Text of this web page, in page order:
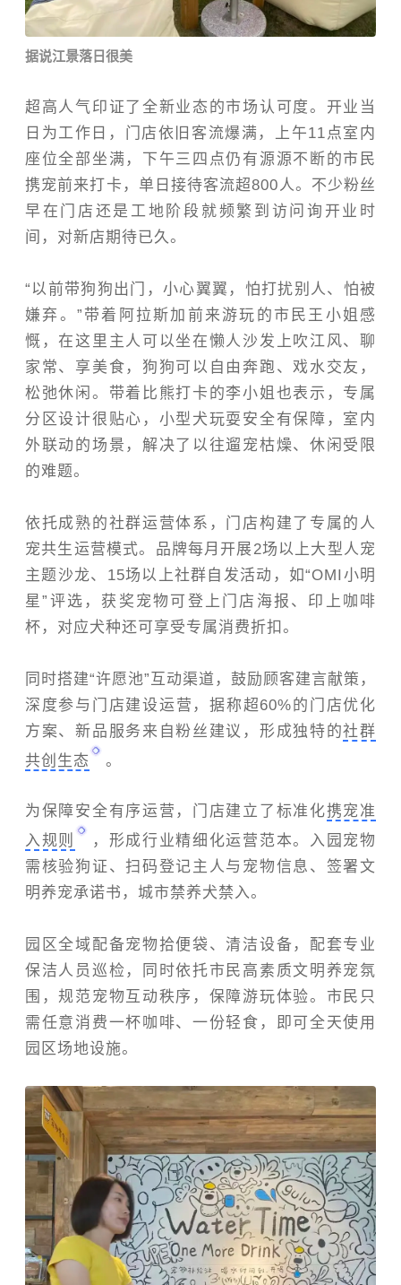
据说江景落日很美
超高人气印证了全新业态的市场认可度。开业当
日为工作日，门店依旧客流爆满，上午11点室内
座位全部坐满，下午三四点仍有源源不断的市民
携宠前来打卡，单日接待客流超800人。不少粉丝
早在门店还是工地阶段就频繁到访问询 开业时
间，对新店期待已久。
“以前带狗狗出门，小心翼翼，怕打扰别人、怕被
嫌弃。”带着阿拉斯加前来游玩的市民王小姐感
慨，在这里主人可以坐在懒人沙发上吹江风、聊
家常、享美食，狗狗可以自由奔跑、戏水交友，
松弛休闲。带着比熊打卡的李小姐也表示，专属
分区设计很贴心，小型犬玩耍安全有保障，室内
外联动的场景，解决了以往遛宠枯燥、休闲受限
的难题。
依托成熟的社群运营体系，门店构建了专属的人
宠共生运营模式。品牌每月开展2场以上大型人宠
主题沙龙、15场以上社群自发活动，如“OMI小明
星”评选，获奖宠物可登上门店海报、印上咖啡
杯，对应犬种还可享受专属消费折扣。
同时搭建“许愿池”互动渠道，鼓励顾客建言献策，
深度参与门店建设运营，据称超60%的门店优化
方案、新品服务来自粉丝建议，形成独特的社群
共创生态
。
为保障安全有序运营，门店建立了标准化携宠准
入规则
，形成行业精细化运营范本。入园宠物
需核验狗证、扫码登记主人与宠物信息、签署文
明养宠承诺书，城市禁养犬禁入。
园区全域配备宠物拾便袋、清洁设备，配套专业
保洁人员巡检，同时依托市民高素质文明养宠氛
围，规范宠物互动秩序，保障游玩体验。市民只
需任意消费一杯咖啡、一份轻食，即可全天使用
园区场地设施。